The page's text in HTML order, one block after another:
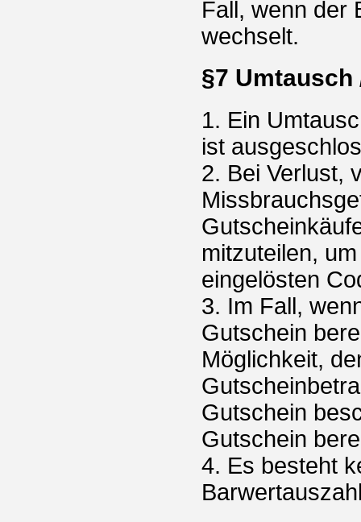
Fall, wenn der
wechselt.
§7 Umtausch
1. Ein
ist
2. Bei Verlust,
mitzuteilen,
eingelösten
3. Im Fall,
Gutschein
Möglichkeit,
Gutschein
Gutschein
4. Es besteht